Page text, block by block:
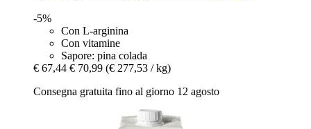
-5%
Con L-arginina
Con vitamine
Sapore: pina colada
€ 67,44 € 70,99 (€ 277,53 / kg)
Consegna gratuita fino al giorno 12 agosto